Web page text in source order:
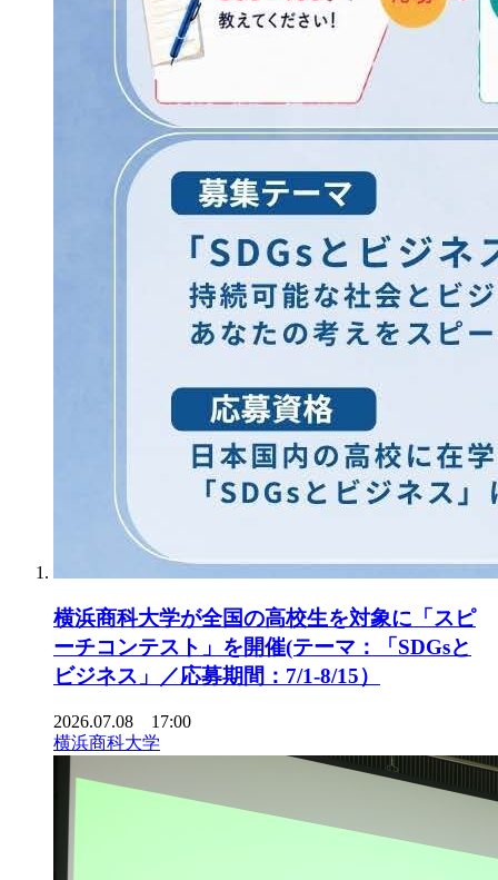
横浜商科大学が全国の高校生を対象に「スピ
ーチコンテスト」を開催(テーマ：「SDGsと
ビジネス」／応募期間：7/1-8/15）
2026.07.08 17:00
横浜商科大学